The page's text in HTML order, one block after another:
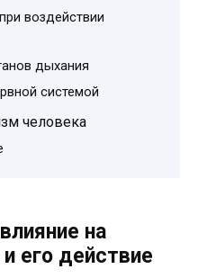
воздействии
дыхания
системой
человека
на
его действие